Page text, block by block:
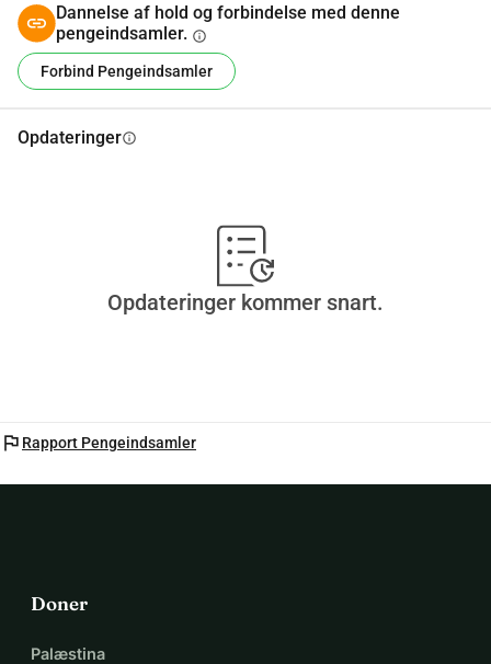
Dannelse af hold og forbindelse med denne
pengeindsamler. info
Forbind Pengeindsamler
Opdateringerinfo
Opdateringer kommer snart.
flag Rapport Pengeindsamler
Doner
Palæstina